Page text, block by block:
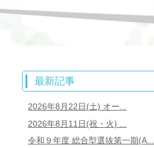
最新記事
2026年8月22日(土) オー...
2026年8月11日(祝・火) ...
令和９年度 総合型選抜第一期(A...